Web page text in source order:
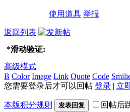
使用道具 举报
返回列表
*滑动验证:
高级模式
B Color Image Link Quote Code
您需要登录后才可以回帖 登录 | 立
本版积分规则 发表回复 回帖后